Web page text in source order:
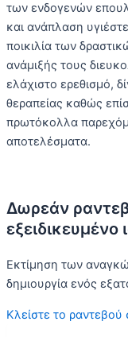
των ενδογενών
και ανάπλαση
ποικιλία των
ανάμιξής τους
ελάχιστο ερεθισμό,
θεραπείας καθώς
πρωτόκολλα
αποτελέσματα.
Δωρεάν
εξειδικευμένο
Εκτίμηση των
δημιουργία ενός
Κλείστε το ραντεβού